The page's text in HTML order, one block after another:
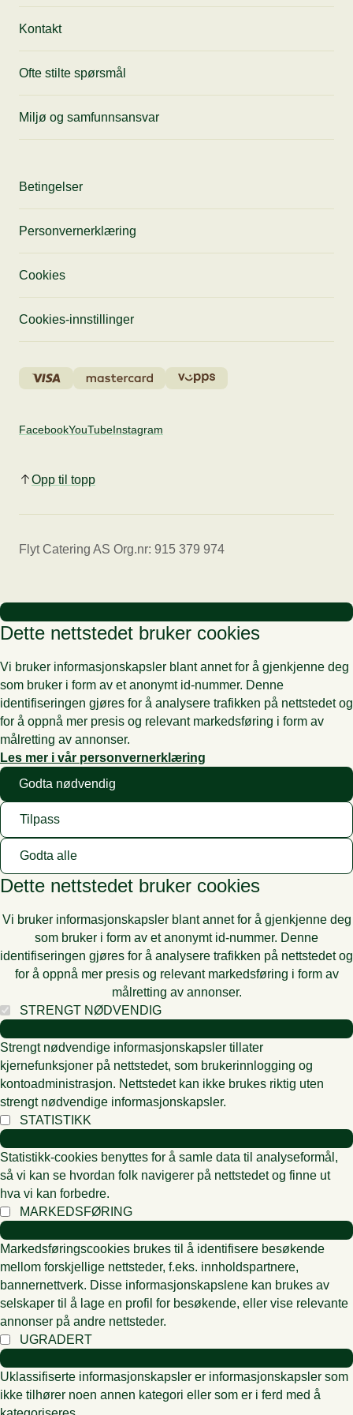
Kontakt
Ofte stilte spørsmål
Miljø og samfunnsansvar
Betingelser
Personvernerklæring
Cookies
Cookies-innstillinger
FacebookYouTubeInstagram
Opp til topp
Flyt Catering AS Org.nr: 915 379 974
Dette nettstedet bruker cookies
Vi bruker informasjonskapsler blant annet for å gjenkjenne deg
som bruker i form av et anonymt id-nummer. Denne
identifiseringen gjøres for å analysere trafikken på nettstedet og
for å oppnå mer presis og relevant markedsføring i form av
målretting av annonser.
Les mer i vår personvernerklæring
Godta nødvendig
Tilpass
Godta alle
Dette nettstedet bruker cookies
Vi bruker informasjonskapsler blant annet for å gjenkjenne deg
som bruker i form av et anonymt id-nummer. Denne
identifiseringen gjøres for å analysere trafikken på nettstedet og
for å oppnå mer presis og relevant markedsføring i form av
målretting av annonser.
STRENGT NØDVENDIG
Strengt nødvendige informasjonskapsler tillater
kjernefunksjoner på nettstedet, som brukerinnlogging og
kontoadministrasjon. Nettstedet kan ikke brukes riktig uten
strengt nødvendige informasjonskapsler.
STATISTIKK
Statistikk-cookies benyttes for å samle data til analyseformål,
så vi kan se hvordan folk navigerer på nettstedet og finne ut
hva vi kan forbedre.
MARKEDSFØRING
Markedsføringscookies brukes til å identifisere besøkende
mellom forskjellige nettsteder, f.eks. innholdspartnere,
bannernettverk. Disse informasjonskapslene kan brukes av
selskaper til å lage en profil for besøkende, eller vise relevante
annonser på andre nettsteder.
UGRADERT
Uklassifiserte informasjonskapsler er informasjonskapsler som
ikke tilhører noen annen kategori eller som er i ferd med å